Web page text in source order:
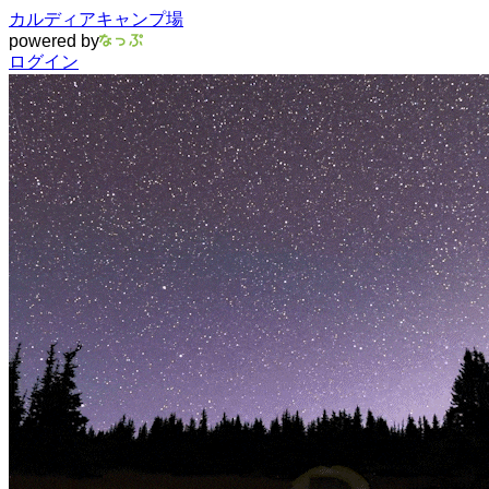
カルディアキャンプ場
powered by
ログイン